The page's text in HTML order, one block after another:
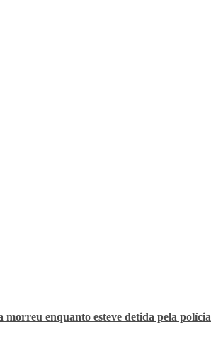
morreu enquanto esteve detida pela polícia